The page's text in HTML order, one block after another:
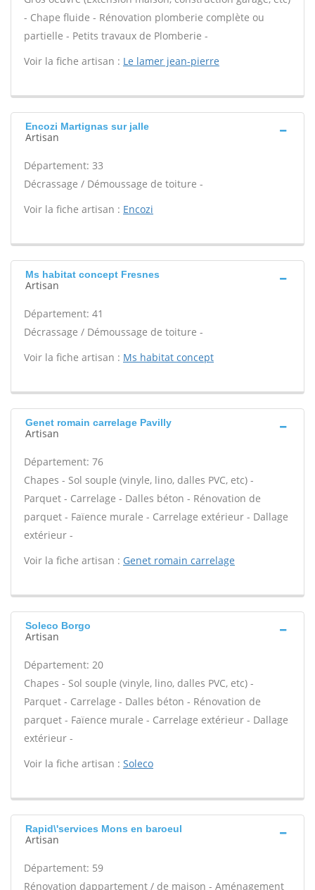
- Chape fluide - Rénovation plomberie complète ou
partielle - Petits travaux de Plomberie -
Voir la fiche artisan : Le lamer jean-pierre
Encozi Martignas sur jalle
Artisan
Département: 33
Décrassage / Démoussage de toiture -
Voir la fiche artisan : Encozi
Ms habitat concept Fresnes
Artisan
Département: 41
Décrassage / Démoussage de toiture -
Voir la fiche artisan : Ms habitat concept
Genet romain carrelage Pavilly
Artisan
Département: 76
Chapes - Sol souple (vinyle, lino, dalles PVC, etc) -
Parquet - Carrelage - Dalles béton - Rénovation de
parquet - Faïence murale - Carrelage extérieur - Dallage
extérieur -
Voir la fiche artisan : Genet romain carrelage
Soleco Borgo
Artisan
Département: 20
Chapes - Sol souple (vinyle, lino, dalles PVC, etc) -
Parquet - Carrelage - Dalles béton - Rénovation de
parquet - Faïence murale - Carrelage extérieur - Dallage
extérieur -
Voir la fiche artisan : Soleco
Rapid\'services Mons en baroeul
Artisan
Département: 59
Rénovation dappartement / de maison - Aménagement